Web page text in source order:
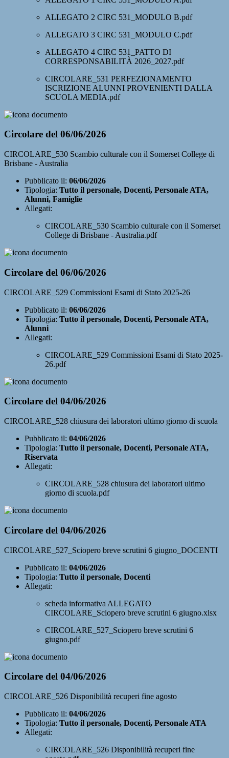
ALLEGATO 2 CIRC 531_MODULO B.pdf
ALLEGATO 3 CIRC 531_MODULO C.pdf
ALLEGATO 4 CIRC 531_PATTO DI
CORRESPONSABILITÀ 2026_2027.pdf
CIRCOLARE_531 PERFEZIONAMENTO
ISCRIZIONE ALUNNI PROVENIENTI DALLA
SCUOLA MEDIA.pdf
Circolare del 06/06/2026
CIRCOLARE_530 Scambio culturale con il Somerset College di
Brisbane - Australia
Pubblicato il: 06/06/2026
Tipologia: Tutto il personale, Docenti, Personale ATA,
Alunni, Famiglie
Allegati:
CIRCOLARE_530 Scambio culturale con il Somerset
College di Brisbane - Australia.pdf
Circolare del 06/06/2026
CIRCOLARE_529 Commissioni Esami di Stato 2025-26
Pubblicato il: 06/06/2026
Tipologia: Tutto il personale, Docenti, Personale ATA,
Alunni
Allegati:
CIRCOLARE_529 Commissioni Esami di Stato 2025-
26.pdf
Circolare del 04/06/2026
CIRCOLARE_528 chiusura dei laboratori ultimo giorno di scuola
Pubblicato il: 04/06/2026
Tipologia: Tutto il personale, Docenti, Personale ATA,
Riservata
Allegati:
CIRCOLARE_528 chiusura dei laboratori ultimo
giorno di scuola.pdf
Circolare del 04/06/2026
CIRCOLARE_527_Sciopero breve scrutini 6 giugno_DOCENTI
Pubblicato il: 04/06/2026
Tipologia: Tutto il personale, Docenti
Allegati:
scheda informativa ALLEGATO
CIRCOLARE_Sciopero breve scrutini 6 giugno.xlsx
CIRCOLARE_527_Sciopero breve scrutini 6
giugno.pdf
Circolare del 04/06/2026
CIRCOLARE_526 Disponibilità recuperi fine agosto
Pubblicato il: 04/06/2026
Tipologia: Tutto il personale, Docenti, Personale ATA
Allegati:
CIRCOLARE_526 Disponibilità recuperi fine